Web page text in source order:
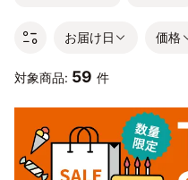
お届け日 価格
対象商品: 59 件